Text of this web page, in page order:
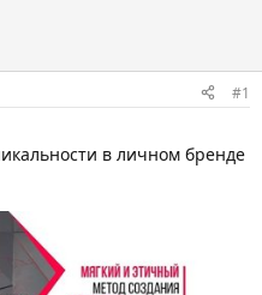
#1
в личном бренде